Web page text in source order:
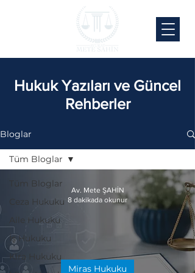
Hukuk Yazıları ve Güncel
Rehberler
Bloglar
Tüm Bloglar
Ceza Hukuku
Aile Hukuku
İş Hukuku
Kira Hukuku
Tüm Bloglar
Miras Hukuku
Av. Mete ŞAHİN
8 dakikada okunur